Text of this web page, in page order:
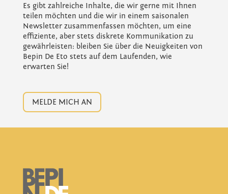
Es gibt zahlreiche Inhalte, die wir gerne mit Ihnen
teilen möchten und die wir in einem saisonalen
Newsletter zusammenfassen möchten, um eine
effiziente, aber stets diskrete Kommunikation zu
gewährleisten: bleiben Sie über die Neuigkeiten von
Bepin De Eto stets auf dem Laufenden, wie
erwarten Sie!
MELDE MICH AN